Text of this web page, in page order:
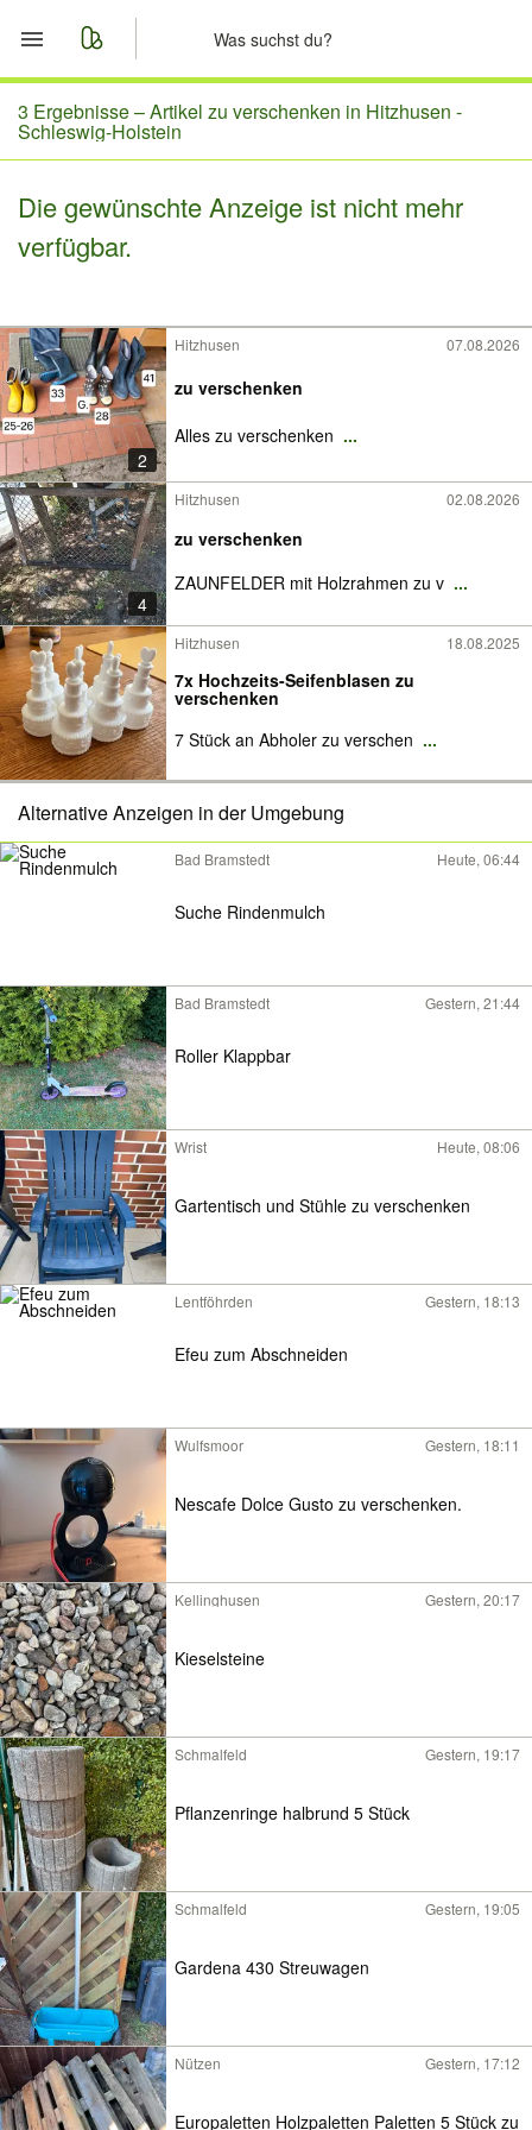
Start
Merkliste
Nachrichten
3 Ergebnisse –Artikel zu verschenken in Hitzhusen -
Schleswig-Holstein
Die gewünschte Anzeige ist nicht mehr
verfügbar.
2
Hitzhusen 07.08.2026
zu verschenken
Alles zu verschenken ...
4
Hitzhusen 02.08.2026
zu verschenken
ZAUNFELDER mit Holzrahmen zu v ...
Hitzhusen 18.08.2025
7x Hochzeits-Seifenblasen zu
verschenken
7 Stück an Abholer zu verschen ...
Alternative Anzeigen in der Umgebung
Bad Bramstedt Heute, 06:44
Suche Rindenmulch
Bad Bramstedt Gestern, 21:44
Roller Klappbar
Wrist Heute, 08:06
Gartentisch und Stühle zu verschenken
Lentföhrden Gestern, 18:13
Efeu zum Abschneiden
Wulfsmoor Gestern, 18:11
Nescafe Dolce Gusto zu verschenken.
Kellinghusen Gestern, 20:17
Kieselsteine
Schmalfeld Gestern, 19:17
Pflanzenringe halbrund 5 Stück
Schmalfeld Gestern, 19:05
Gardena 430 Streuwagen
Nützen Gestern, 17:12
Europaletten Holzpaletten Paletten 5 Stück zu